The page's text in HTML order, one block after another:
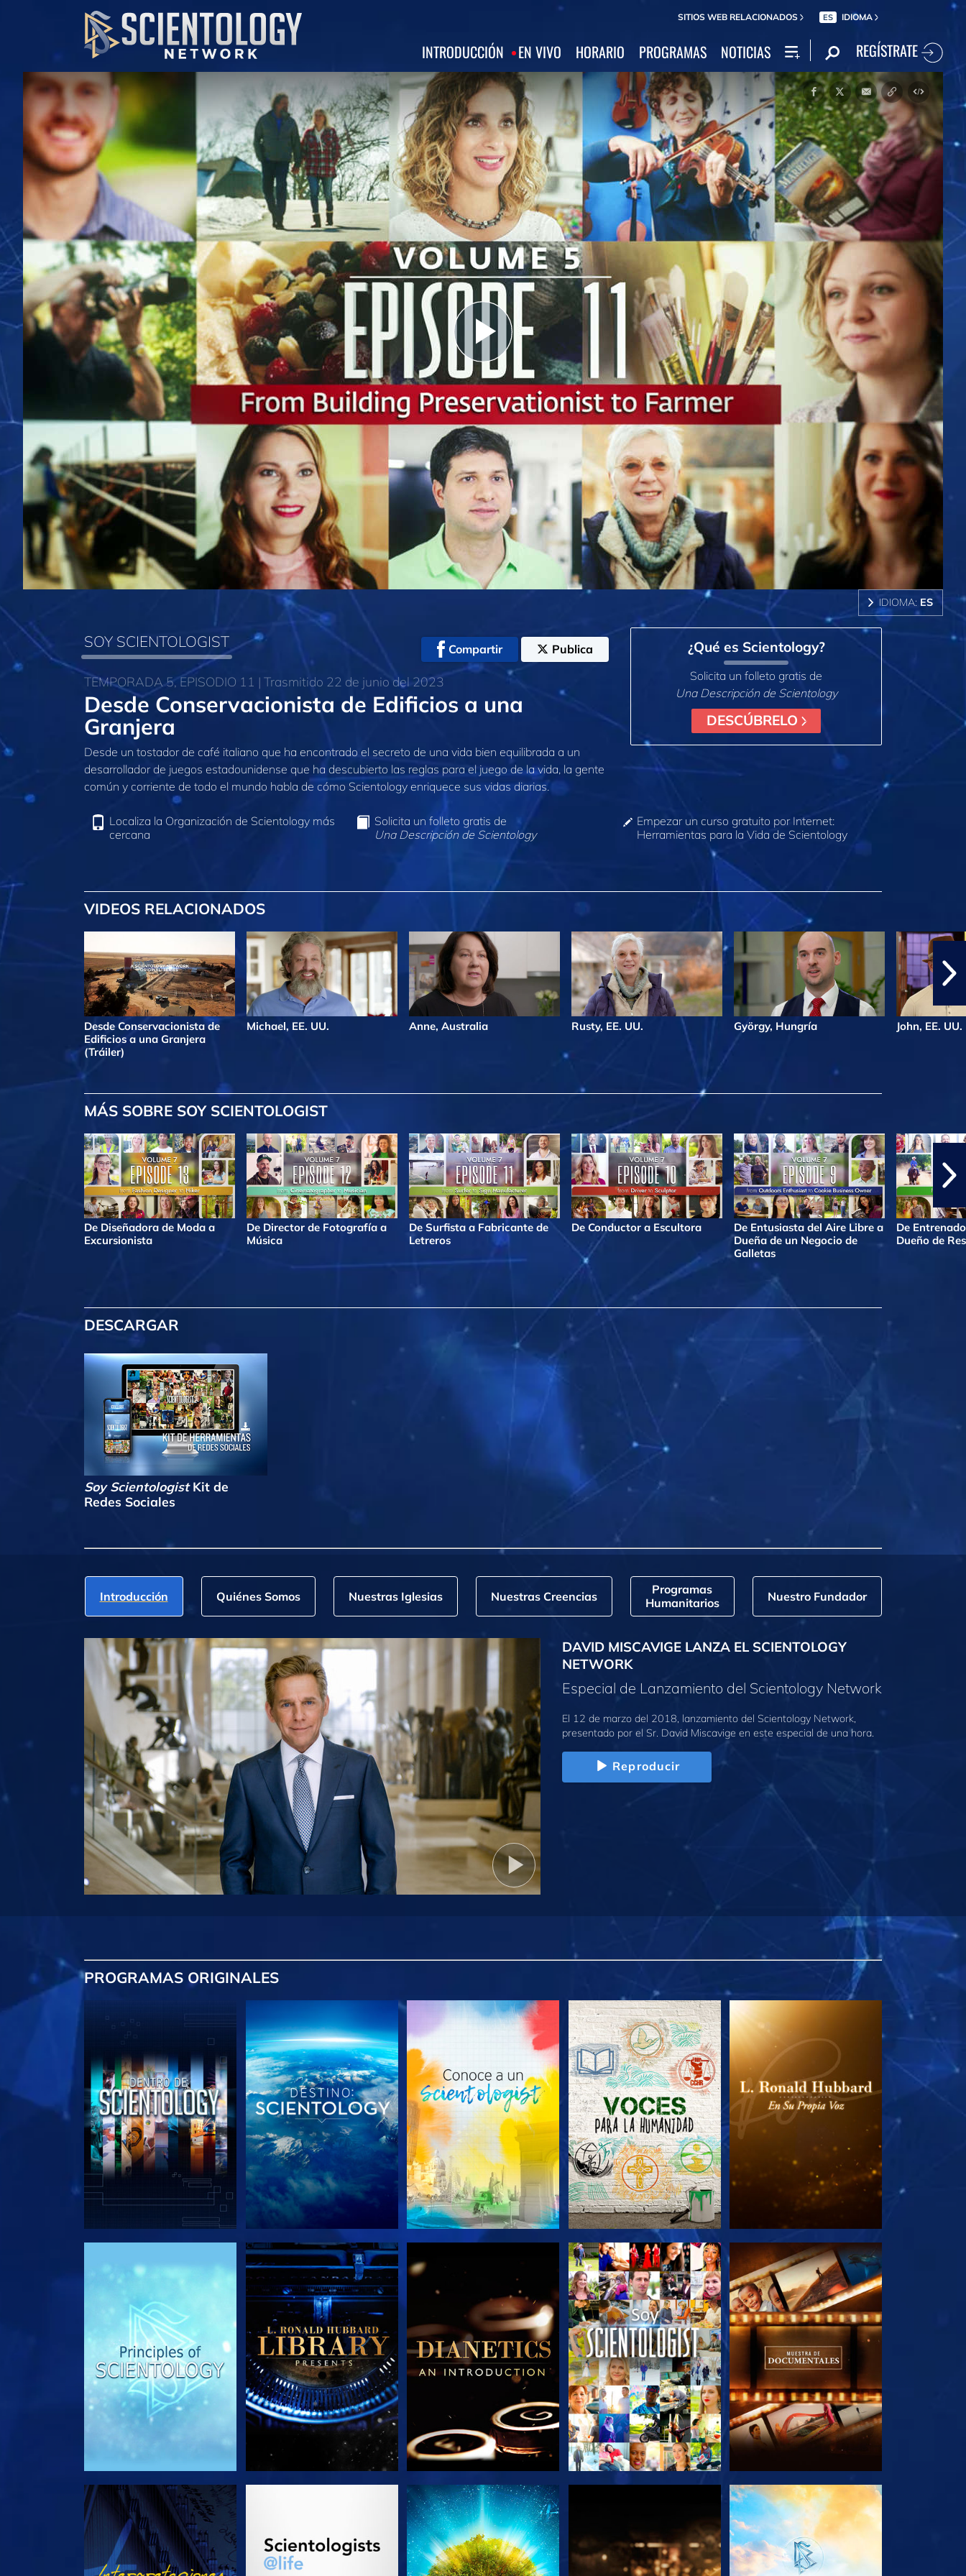
SITIOS WEB RELACIONADOS ES IDIOMA
INTRODUCCIÓN EN VIVO HORARIO PROGRAMAS NOTICIAS REGÍSTRATE
Play
Video
IDIOMA: ES
SOY SCIENTOLOGIST Compartir Publica
TEMPORADA 5, EPISODIO 11 | Trasmitido 22 de junio del 2023
Desde Conservacionista de Edificios a una
Granjera
Desde un tostador de café italiano que ha encontrado el secreto de una vida bien equilibrada a un
desarrollador de juegos estadounidense que ha descubierto las reglas para el juego de la vida, la gente
común y corriente de todo el mundo habla de cómo Scientology enriquece sus vidas diarias.
¿Qué es Scientology?
Solicita un folleto gratis de
Una Descripción de Scientology
DESCÚBRELO
Localiza la Organización de Scientology más
cercana
Solicita un folleto gratis de
Una Descripción de Scientology
Empezar un curso gratuito por Internet:
Herramientas para la Vida de Scientology
VIDEOS RELACIONADOS
Desde Conservacionista de
Edificios a una Granjera
(Tráiler)
Michael, EE. UU. Anne, Australia Rusty, EE. UU. György, Hungría John, EE. UU.
MÁS SOBRE SOY SCIENTOLOGIST
De Diseñadora de Moda a
Excursionista
De Director de Fotografía a
Música
De Surfista a Fabricante de
Letreros
De Conductor a Escultora
De Entusiasta del Aire Libre a
Dueña de un Negocio de
Galletas
De
Dueño de
DESCARGAR
Soy ScientologistKit de
Redes Sociales
Introducción Quiénes Somos Nuestras Iglesias Nuestras Creencias
Programas
Humanitarios
Nuestro Fundador
DAVID MISCAVIGE LANZA EL SCIENTOLOGY
NETWORK
Especial de Lanzamiento del Scientology Network
El 12 de marzo del 2018, lanzamiento del Scientology Network,
presentado por el Sr. David Miscavige en este especial de una hora.
Reproducir
PROGRAMAS ORIGINALES
EXPLORA LAS SERIES EXPLORA LAS SERIES EXPLORA LAS SERIES EXPLORA LAS SERIES EXPLORA LAS SERIES
VE EXPLORA LAS SERIES